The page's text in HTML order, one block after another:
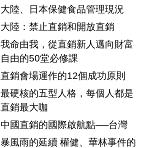
大陸、日本保健食品管理現況
大陸：禁止直銷和開放直銷
我命由我，從直銷新人邁向財富
自由的50堂必修課
直銷會場運作的12個成功原則
最硬核的五型人格，每個人都是
直銷最大咖
中國直銷的國際啟航點──台灣
暴風雨的延續 權健、華林事件的